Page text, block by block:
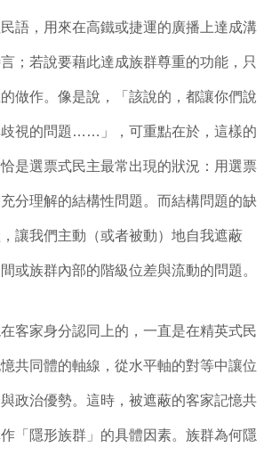
，用來在高鐵或捷運的廣播上達成溝
；若說要藉此達成族群尊重的功能，只
做作。像是說，「該說的，都讓你們說
歧視的問題……」，可重點在於，這樣的
是選票式民主最常出現的狀況：用選票
分理解的結構性問題。而結構問題的缺
讓我們主動（或者被動）地自我遮蔽
或族群內部的階級位差與流動的問題。
家身分認同上的，一直是在精英式民
共同體的軸線，從水平軸的對等中讓位
政治優勢。這時，被遮蔽的客家記憶共
「隱形族群」的具體因素。族群為何隱